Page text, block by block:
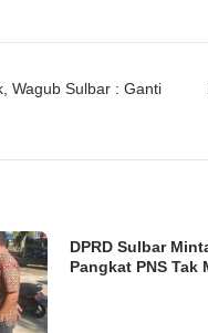
Wagub Sulbar : Ganti
DPRD Sulbar
Pangkat PNS Tak